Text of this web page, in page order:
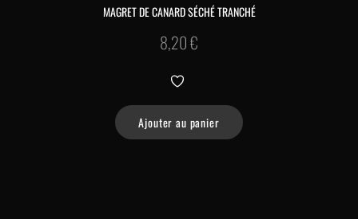
MAGRET DE CANARD SÉCHÉ TRANCHÉ
8,20€
Ajouter au panier